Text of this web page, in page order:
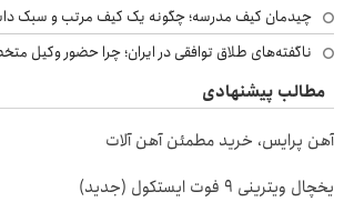
چیدمان کیف مدرسه؛ چگونه یک کیف مرتب و سبک
ناگفته‌های طلاق توافقی در ایران؛ چرا حضور
مطالب پیشنهادی
آهن پرایس، خرید مطمئن آهن آلات
یخچال ویترینی 9 فوت ایستکول (جدید)